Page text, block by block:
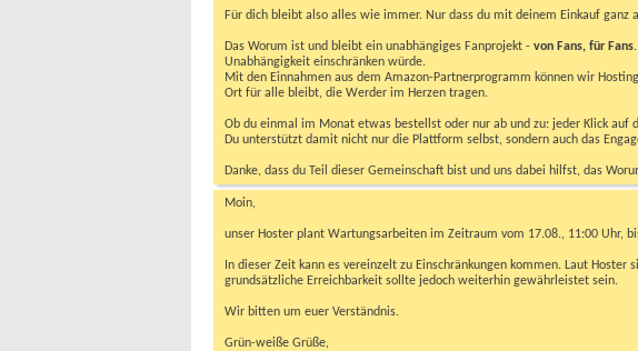
Für dich bleibt also alles wie immer. Nur dass du mit deinem Einkauf
Das Worum ist und bleibt ein unabhängiges Fanprojekt - von Fans, für Fans
Unabhängigkeit einschränken würde.
Mit den Einnahmen aus dem Amazon-Partnerprogramm können wir
Ort für alle bleibt, die Werder im Herzen tragen.
Ob du einmal im Monat etwas bestellst oder nur ab und zu: jeder Klick auf
Du unterstützt damit nicht nur die Plattform selbst, sondern auch das
Danke, dass du Teil dieser Gemeinschaft bist und uns dabei hilfst, das
Moin,
unser Hoster plant Wartungsarbeiten im Zeitraum vom 17.08., 11:00 Uhr,
In dieser Zeit kann es vereinzelt zu Einschränkungen kommen. Laut
grundsätzliche Erreichbarkeit sollte jedoch weiterhin gewährleistet sein.
Wir bitten um euer Verständnis.
Grün-weiße Grüße,